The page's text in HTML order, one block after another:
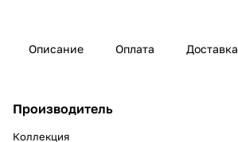
Описание Оплата Доставка
Производитель
Коллекция